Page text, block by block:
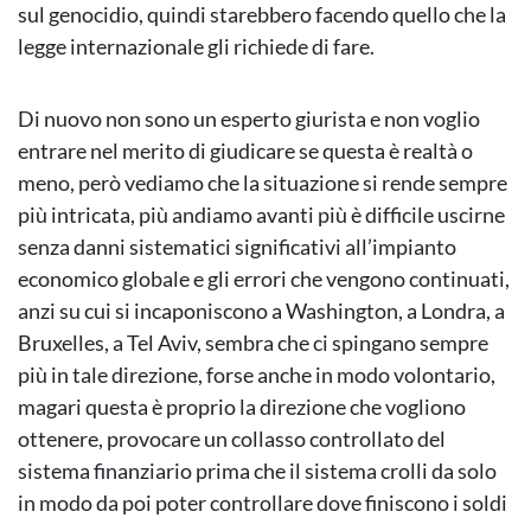
sul genocidio, quindi starebbero facendo quello che la
legge internazionale gli richiede di fare.
Di nuovo non sono un esperto giurista e non voglio
entrare nel merito di giudicare se questa è realtà o
meno, però vediamo che la situazione si rende sempre
più intricata, più andiamo avanti più è difficile uscirne
senza danni sistematici significativi all’impianto
economico globale e gli errori che vengono continuati,
anzi su cui si incaponiscono a Washington, a Londra, a
Bruxelles, a Tel Aviv, sembra che ci spingano sempre
più in tale direzione, forse anche in modo volontario,
magari questa è proprio la direzione che vogliono
ottenere, provocare un collasso controllato del
sistema finanziario prima che il sistema crolli da solo
in modo da poi poter controllare dove finiscono i soldi